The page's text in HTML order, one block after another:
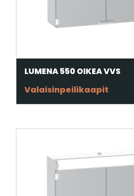
LUMENA 550 OIKEA VVS
Valaisinpeilikaapit